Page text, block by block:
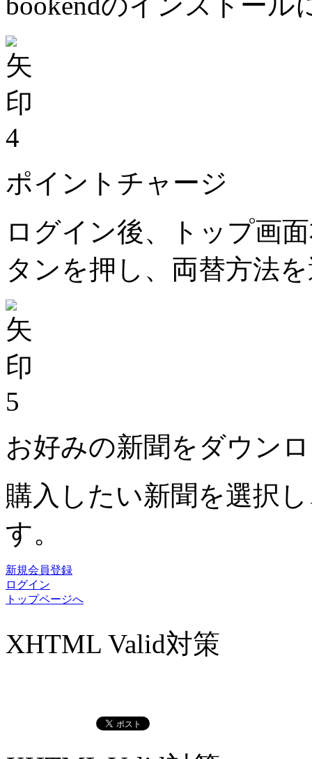
4
ポイントチャージ
ログイン後、トップ画
タンを押し、両替方法
5
お好みの新聞をダウン
購入したい新聞を選択
す。
新規会員登録
ログイン
トップページへ
XHTML Valid対策